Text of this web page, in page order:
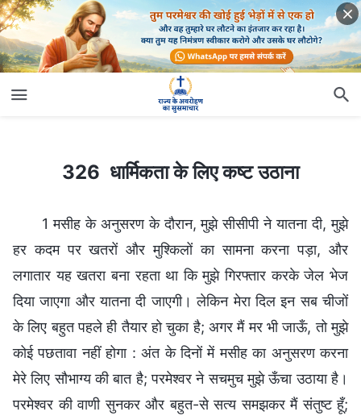
326 धार्मिकता के लिए कष्ट उठाना
1 मसीह के अनुसरण के दौरान, मुझे सीसीपी ने यातना दी, मुझे
हर कदम पर खतरों और मुश्किलों का सामना करना पड़ा, और
लगातार यह खतरा बना रहता था कि मुझे गिरफ्तार करके जेल भेज
दिया जाएगा और यातना दी जाएगी। लेकिन मेरा दिल इन सब चीजों
के लिए बहुत पहले ही तैयार हो चुका है; अगर मैं मर भी जाऊँ, तो मुझे
कोई पछतावा नहीं होगा : अंत के दिनों में मसीह का अनुसरण करना
मेरे लिए सौभाग्य की बात है; परमेश्वर ने सचमुच मुझे ऊँचा उठाया है।
परमेश्वर की वाणी सुनकर और बहुत-से सत्य समझकर मैं संतुष्ट हूँ;